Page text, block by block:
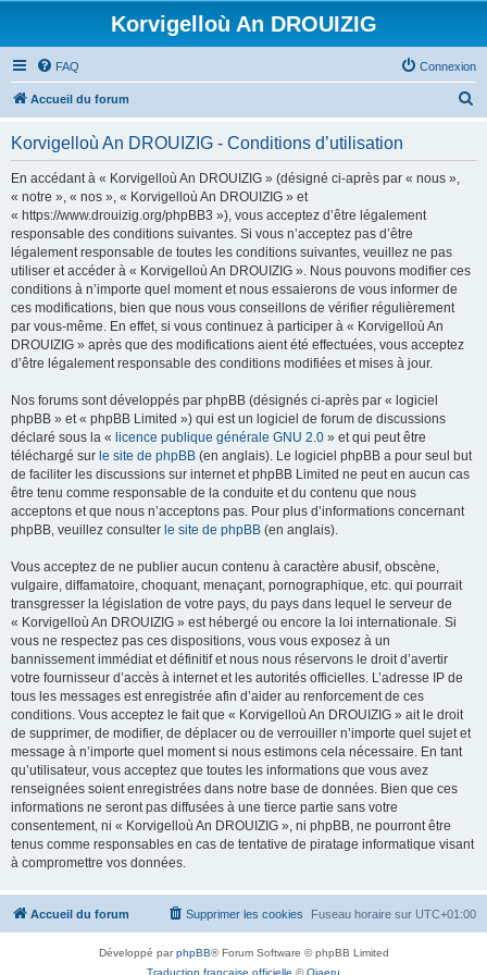
Korvigelloù An DROUIZIG
FAQ Connexion
Accueil du forum
Korvigelloù An DROUIZIG - Conditions d’utilisation
En accédant à « Korvigelloù An DROUIZIG » (désigné ci-après par « nous »,
« notre », « nos », « Korvigelloù An DROUIZIG » et
« https://www.drouizig.org/phpBB3 »), vous acceptez d’être légalement
responsable des conditions suivantes. Si vous n’acceptez pas d’être
légalement responsable de toutes les conditions suivantes, veuillez ne pas
utiliser et accéder à « Korvigelloù An DROUIZIG ». Nous pouvons modifier ces
conditions à n’importe quel moment et nous essaierons de vous informer de
ces modifications, bien que nous vous conseillons de vérifier régulièrement
par vous-même. En effet, si vous continuez à participer à « Korvigelloù An
DROUIZIG » après que des modifications aient été effectuées, vous acceptez
d’être légalement responsable des conditions modifiées et mises à jour.
Nos forums sont développés par phpBB (désignés ci-après par « logiciel
phpBB » et « phpBB Limited ») qui est un logiciel de forum de discussions
déclaré sous la « licence publique générale GNU 2.0 » et qui peut être
téléchargé sur le site de phpBB (en anglais). Le logiciel phpBB a pour seul but
de faciliter les discussions sur internet et phpBB Limited ne peut en aucun cas
être tenu comme responsable de la conduite et du contenu que nous
acceptons et que nous n’acceptons pas. Pour plus d’informations concernant
phpBB, veuillez consulter le site de phpBB (en anglais).
Vous acceptez de ne publier aucun contenu à caractère abusif, obscène,
vulgaire, diffamatoire, choquant, menaçant, pornographique, etc. qui pourrait
transgresser la législation de votre pays, du pays dans lequel le serveur de
« Korvigelloù An DROUIZIG » est hébergé ou encore la loi internationale. Si
vous ne respectez pas ces dispositions, vous vous exposez à un
bannissement immédiat et définitif et nous nous réservons le droit d’avertir
votre fournisseur d’accès à internet et les autorités officielles. L’adresse IP de
tous les messages est enregistrée afin d’aider au renforcement de ces
conditions. Vous acceptez le fait que « Korvigelloù An DROUIZIG » ait le droit
de supprimer, de modifier, de déplacer ou de verrouiller n’importe quel sujet et
message à n’importe quel moment si nous estimons cela nécessaire. En tant
qu’utilisateur, vous acceptez que toutes les informations que vous avez
renseignées soient enregistrées dans notre base de données. Bien que ces
informations ne seront pas diffusées à une tierce partie sans votre
consentement, ni « Korvigelloù An DROUIZIG », ni phpBB, ne pourront être
tenus comme responsables en cas de tentative de piratage informatique visant
à compromettre vos données.
Accueil du forum Fuseau horaire sur UTC+01:00
Supprimer les cookies
Développé parphpBB® Forum Software © phpBB Limited
Traduction française officielle ©Qiaeru